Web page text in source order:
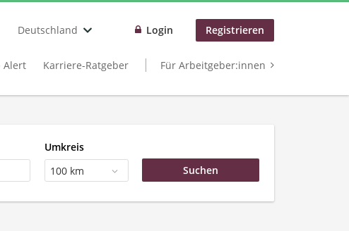
Deutschland Login Registrieren
Alert Karriere-Ratgeber Für Arbeitgeber:innen
Umkreis
100 km